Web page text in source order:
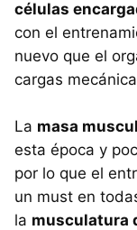
células
con el
nuevo que el
cargas
La masa
esta época y
por lo que el
un must en
la musculatura